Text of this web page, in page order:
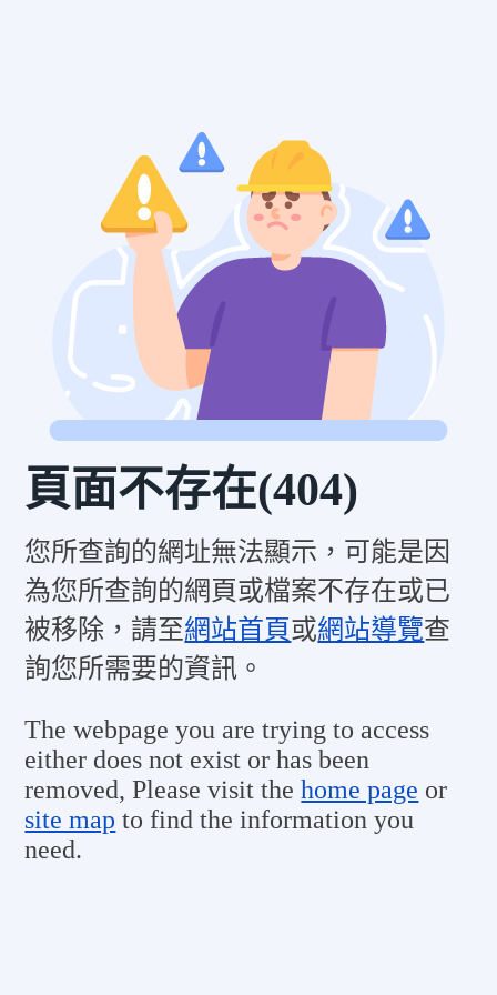
頁面不存在(404)
您所查詢的網址無法顯示，可能是因
為您所查詢的網頁或檔案不存在或已
被移除，請至網站首頁或網站導覽查
詢您所需要的資訊。
The webpage you are trying to access
either does not exist or has been
removed, Please visit thehome page or
site map to find the information you
need.